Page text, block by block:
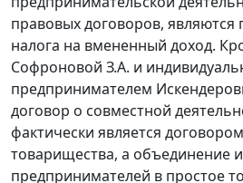
правовых договоров,
налога на вмененный доход.
Софроновой З.А. и
предпринимателем
договор о совместной
фактически является
товарищества, а объединение
предпринимателей в простое